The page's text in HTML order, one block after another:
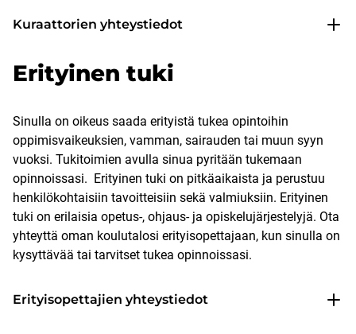
Kuraattorien yhteystiedot
Erityinen tuki
Sinulla on oikeus saada erityistä tukea opintoihin
oppimisvaikeuksien, vamman, sairauden tai muun syyn
vuoksi. Tukitoimien avulla sinua pyritään tukemaan
opinnoissasi. Erityinen tuki on pitkäaikaista ja perustuu
henkilökohtaisiin tavoitteisiin sekä valmiuksiin. Erityinen
tuki on erilaisia opetus-, ohjaus- ja opiskelujärjestelyjä. Ota
yhteyttä oman koulutalosi erityisopettajaan, kun sinulla on
kysyttävää tai tarvitset tukea opinnoissasi.
Erityisopettajien yhteystiedot